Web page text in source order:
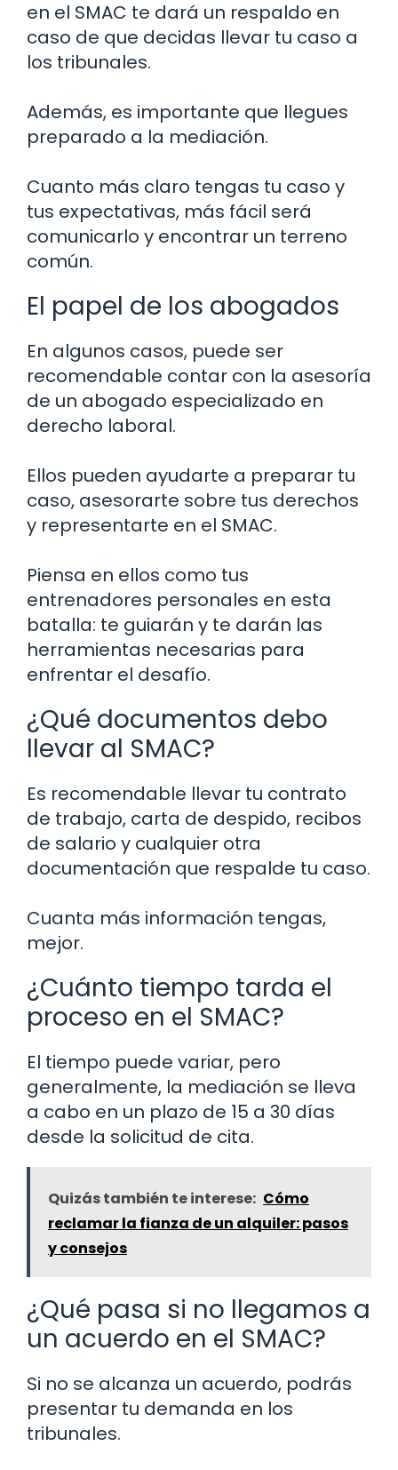
en el SMAC te dará un respaldo en
caso de que decidas llevar tu caso a
los tribunales.
Además, es importante que llegues
preparado a la mediación.
Cuanto más claro tengas tu caso y
tus expectativas, más fácil será
comunicarlo y encontrar un terreno
común.
El papel de los abogados
En algunos casos, puede ser
recomendable contar con la asesoría
de un abogado especializado en
derecho laboral.
Ellos pueden ayudarte a preparar tu
caso, asesorarte sobre tus derechos
y representarte en el SMAC.
Piensa en ellos como tus
entrenadores personales en esta
batalla: te guiarán y te darán las
herramientas necesarias para
enfrentar el desafío.
¿Qué documentos debo
llevar al SMAC?
Es recomendable llevar tu contrato
de trabajo, carta de despido, recibos
de salario y cualquier otra
documentación que respalde tu caso.
Cuanta más información tengas,
mejor.
¿Cuánto tiempo tarda el
proceso en el SMAC?
El tiempo puede variar, pero
generalmente, la mediación se lleva
a cabo en un plazo de 15 a 30 días
desde la solicitud de cita.
Quizás también te interese: Cómo
reclamar la fianza de un alquiler: pasos
y consejos
¿Qué pasa si no llegamos a
un acuerdo en el SMAC?
Si no se alcanza un acuerdo, podrás
presentar tu demanda en los
tribunales.